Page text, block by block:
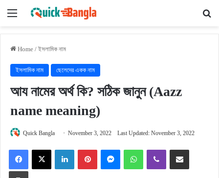
Menu
Home / ইসলামিক নাম
ইসলামিক নাম ছেলেদের একক নাম
আয নামের অর্থ কি? সঠিক জানুন (Aazz
name meaning)
Quick Bangla November 3, 2022 Last Updated: November 3, 2022
FacebookX LinkedInPinterestMessengerWhatsAppViber Share via Email
Print